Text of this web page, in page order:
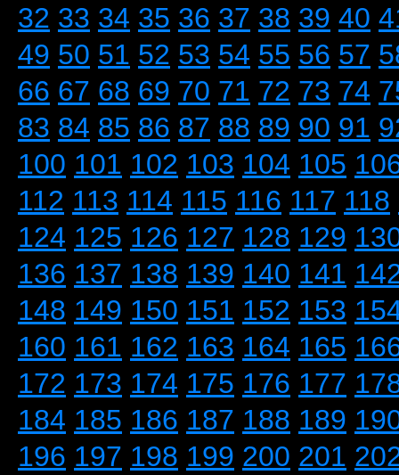
32 33 34 35 36 37 38 39 40
49 50 51 52 53 54 55 56 57
66 67 68 69 70 71 72 73 74
83 84 85 86 87 88 89 90 91
100 101 102 103 104 105
112 113 114 115 116 117 118
124 125 126 127 128 129
136 137 138 139 140 141
148 149 150 151 152 153
160 161 162 163 164 165
172 173 174 175 176 177
184 185 186 187 188 189
196 197 198 199 200 201